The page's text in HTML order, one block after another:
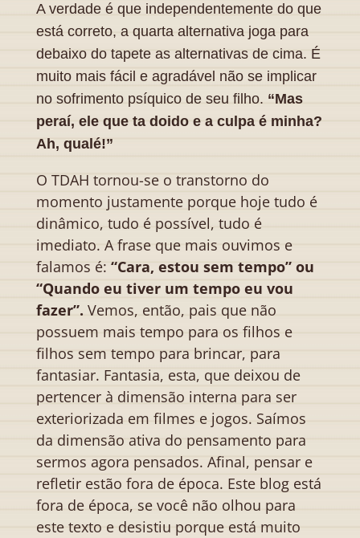
A verdade é que independentemente do que
está correto, a quarta alternativa joga para
debaixo do tapete as alternativas de cima. É
muito mais fácil e agradável não se implicar
no sofrimento psíquico de seu filho. “Mas
peraí, ele que ta doido e a culpa é minha?
Ah, qualé!”
O TDAH tornou-se o transtorno do
momento justamente porque hoje tudo é
dinâmico, tudo é possível, tudo é
imediato. A frase que mais ouvimos e
falamos é: “Cara, estou sem tempo” ou
“Quando eu tiver um tempo eu vou
fazer”. Vemos, então, pais que não
possuem mais tempo para os filhos e
filhos sem tempo para brincar, para
fantasiar. Fantasia, esta, que deixou de
pertencer à dimensão interna para ser
exteriorizada em filmes e jogos. Saímos
da dimensão ativa do pensamento para
sermos agora pensados. Afinal, pensar e
refletir estão fora de época. Este blog está
fora de época, se você não olhou para
este texto e desistiu porque está muito